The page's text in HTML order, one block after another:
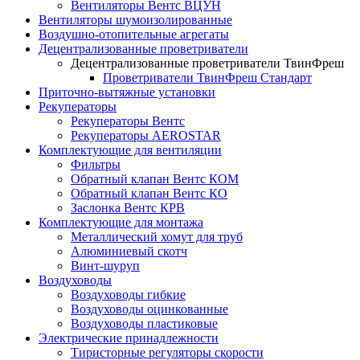
Вентиляторы Вентс ВЦУН
Вентиляторы шумоизолированные
Воздушно-отопительные агрегаты
Децентрализованные проветриватели
Децентрализованные проветриватели ТвинФреш
Проветриватели ТвинФреш Стандарт
Приточно-вытяжные установки
Рекуператоры
Рекуператоры Вентс
Рекуператоры AEROSTAR
Комплектующие для вентиляции
Фильтры
Обратный клапан Вентс КОМ
Обратный клапан Вентс КО
Заслонка Вентс КРВ
Комплектующие для монтажа
Металлический хомут для труб
Алюминиевый скотч
Винт-шуруп
Воздуховоды
Воздуховоды гибкие
Воздуховоды оцинкованные
Воздуховоды пластиковые
Электрические принадлежности
Тиристорные регуляторы скорости